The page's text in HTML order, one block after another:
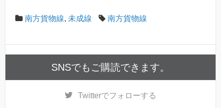
南方貨物線, 未成線 南方貨物線
SNSでもご購読できます。
Twitterでフォローする